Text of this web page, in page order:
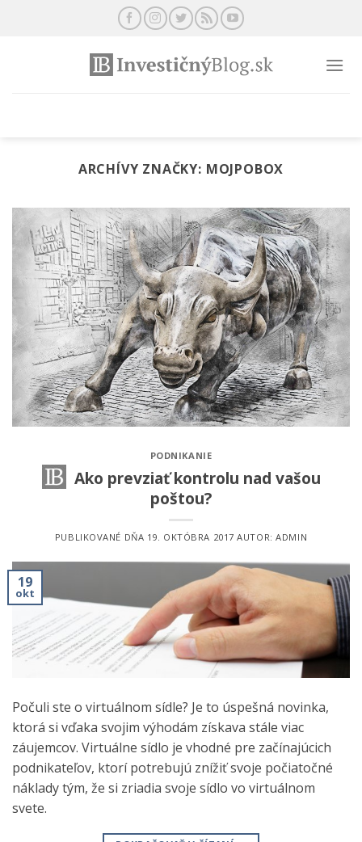
ARCHÍVY ZNAČKY: MOJPOBOX
PODNIKANIE
Ako prevziať kontrolu nad vašou
poštou?
PUBLIKOVANÉ DŇA 19. OKTÓBRA 2017 AUTOR:ADMIN
19
okt
Počuli ste o virtuálnom sídle? Je to úspešná novinka,
ktorá si vďaka svojim výhodám získava stále viac
záujemcov. Virtuálne sídlo je vhodné pre začínajúcich
podnikateľov, ktorí potrebujú znížiť svoje počiatočné
náklady tým, že si zriadia svoje sídlo vo virtuálnom
svete.